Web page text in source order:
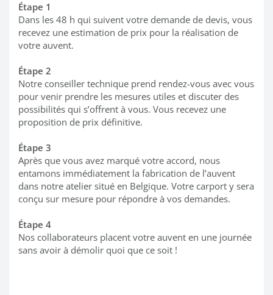
Étape 1
Dans les 48 h qui suivent votre demande de devis, vous
recevez une estimation de prix pour la réalisation de
votre auvent.
Étape 2
Notre conseiller technique prend rendez-vous avec vous
pour venir prendre les mesures utiles et discuter des
possibilités qui s’offrent à vous. Vous recevez une
proposition de prix définitive.
Étape 3
Après que vous avez marqué votre accord, nous
entamons immédiatement la fabrication de l’auvent
dans notre atelier situé en Belgique. Votre carport y sera
conçu sur mesure pour répondre à vos demandes.
Étape 4
Nos collaborateurs placent votre auvent en une journée
sans avoir à démolir quoi que ce soit !